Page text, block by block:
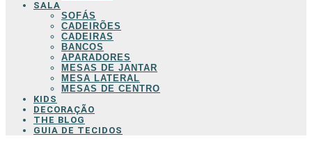
SALA
SOFÁS
CADEIRÕES
CADEIRAS
BANCOS
APARADORES
MESAS DE JANTAR
MESA LATERAL
MESAS DE CENTRO
KIDS
DECORAÇÃO
THE BLOG
GUIA DE TECIDOS